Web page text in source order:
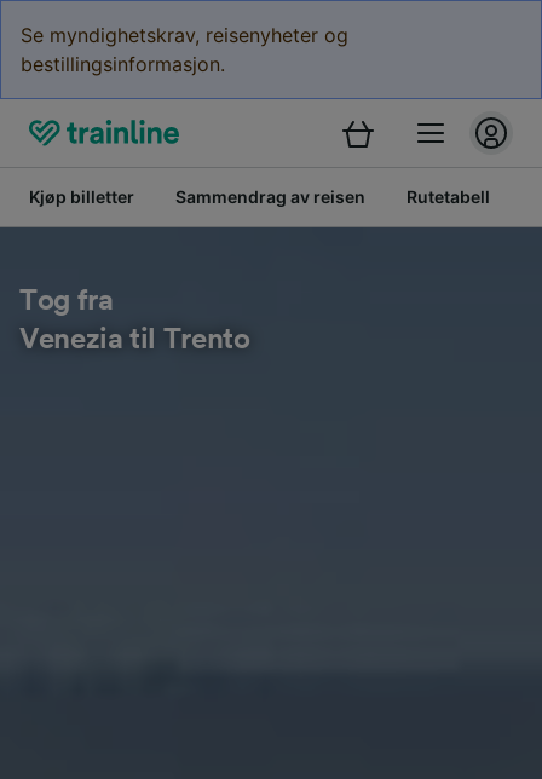
Se myndighetskrav, reisenyheter og
bestillingsinformasjon.
Kjøp billetter Sammendrag av reisen Rutetabell
Tog fra
Venezia til Trento